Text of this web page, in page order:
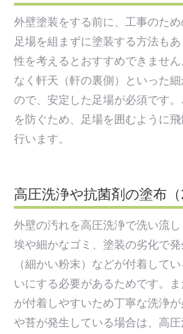
外壁塗装をする前に、工事のため
足場を組まずに塗装する方法も
性を考えるとおすすめできませ
なく軒天（軒の裏側）といった
ので、安定した足場が必須です
を防ぐため、足場を囲むように
行います。
高圧洗浄や抗菌剤の塗布（
外壁の汚れを高圧洗浄で洗い流
埃や細かなゴミ、塗装の劣化で
（細かい粉末）などが付着して
いにする必要があるためです。
が付着しやすいため丁寧な洗浄
や苔が発生している場合は、高